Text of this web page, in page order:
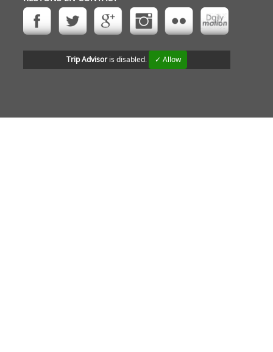
Trip Advisoris disabled. ✓ Allow